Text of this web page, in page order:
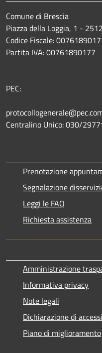
Comune di Brescia
Piazza della Loggia, 1 -
Codice Fiscale:
Partita IVA: 00761890177
PEC:
Centralino Unico: 030/
Prenotazione
Segnalazione
Leggi le FAQ
Richiesta assistenza
Amministrazione
Informativa privacy
Note legali
Dichiarazione di
Piano di miglioramento